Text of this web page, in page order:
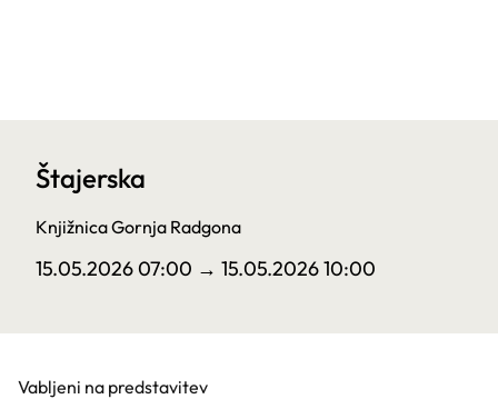
Štajerska
Knjižnica Gornja Radgona
15.05.2026 07:00 → 15.05.2026 10:00
Vabljeni na predstavitev